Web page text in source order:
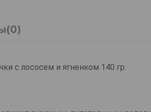
с лососем и ягненком 140 гр.